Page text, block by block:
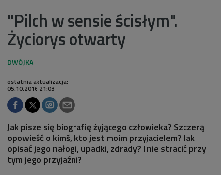
"Pilch w sensie ścisłym".
Życiorys otwarty
ostatnia aktualizacja:
05.10.2016 21:03
Jak pisze się biografię żyjącego człowieka? Szczerą
opowieść o kimś, kto jest moim przyjacielem? Jak
opisać jego nałogi, upadki, zdrady? I nie stracić przy
tym jego przyjaźni?